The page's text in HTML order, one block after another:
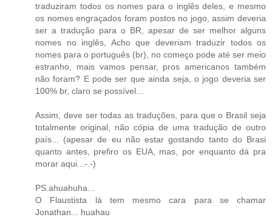
traduziram todos os nomes para o inglês deles, e mesmo
os nomes engraçados foram postos no jogo, assim deveria
ser a tradução para o BR, apesar de ser melhor alguns
nomes no inglês, Acho que deveriam traduzir todos os
nomes para o português (br), no começo pode até ser meio
estranho, mais vamos pensar, pros americanos também
não foram? E pode ser que ainda seja, o jogo deveria ser
100% br, claro se possível...
Assim, deve ser todas as traduções, para que o Brasil seja
totalmente original, não cópia de uma tradução de outro
país... (apesar de eu não estar gostando tanto do Brasi
quanto antes, prefiro os EUA, mas, por enquanto dá pra
morar aqui...-.-)
PS.ahuahuha...
O Flaustista lá tem mesmo cara para se chamar
Jonathan... huahau